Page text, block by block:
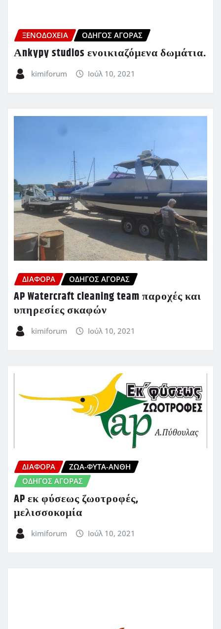
ΞΕΝΟΔΟΧΕΊΑ ΟΔΗΓΌΣ ΑΓΟΡΆΣ
Αnkypy studios ενοικιαζόμενα δωμάτια.
kimiforum Ιούλ 10, 2021
ΔΙΆΦΟΡΑ ΟΔΗΓΌΣ ΑΓΟΡΆΣ
AP Watercraft cleaning team παροχές και
υπηρεσίες σκαφών
kimiforum Ιούλ 10, 2021
ΔΙΆΦΟΡΑ
ΖΏΑ-ΦΥΤΆ-ΆΝΘΗ
ΟΔΗΓΌΣ ΑΓΟΡΆΣ
AP εκ φύσεως ζωοτροφές,
μελισσοκομία
kimiforum Ιούλ 10, 2021